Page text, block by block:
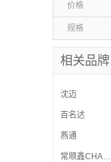
价格
规格
相关品牌
沈迈
百名迖
燕通
常顺鑫CHANGSHUNXIN